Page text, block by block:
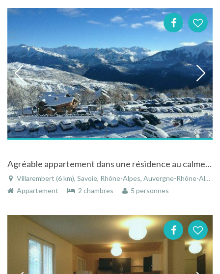
Agréable appartement dans une résidence au calme située au pied des pistes.
Villarembert (6 km), Savoie, Rhône-Alpes, Auvergne-Rhône-Alpes, France
Appartement
2 chambres 5 personnes